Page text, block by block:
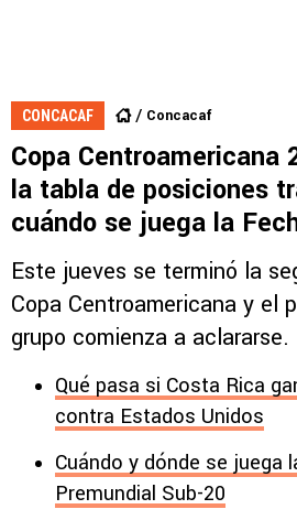
CONCACAF Concacaf
Copa Centroamericana
la tabla de posiciones
cuándo se juega la
Este jueves se terminó la
Copa Centroamericana y el
grupo comienza a aclararse.
Qué pasa si Costa Rica
contra Estados Unidos
Cuándo y dónde se juega
Premundial Sub-20